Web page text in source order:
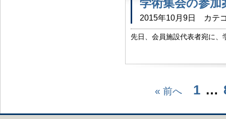
学術集会の参
2015年10月9日 カテ
先日、会員施設代表者宛に、
« 前へ 1 …